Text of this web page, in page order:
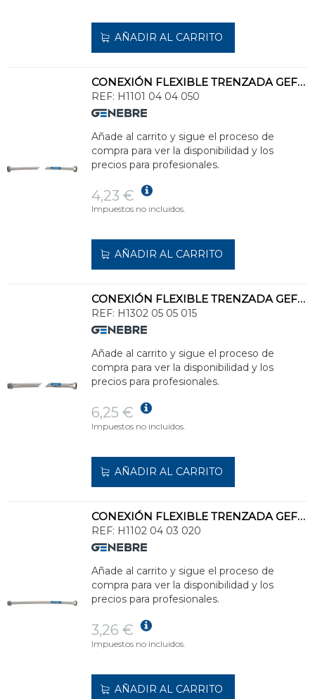
AÑADIR AL CARRITO
CONEXIÓN FLEXIBLE TRENZADA GEFLEX DN8 H 1/2" - H 1/2" 50cm
REF: H1101 04 04 050
Añade al carrito y sigue el proceso de
compra para ver la disponibilidad y los
precios para profesionales.
4,23 €
Impuestos no incluidos.
AÑADIR AL CARRITO
CONEXIÓN FLEXIBLE TRENZADA GEFLEX DN13 M 3/4" - H 3/4" 15cm
REF: H1302 05 05 015
Añade al carrito y sigue el proceso de
compra para ver la disponibilidad y los
precios para profesionales.
6,25 €
Impuestos no incluidos.
AÑADIR AL CARRITO
CONEXIÓN FLEXIBLE TRENZADA GEFLEX DN8 M 1/2" - H 3/8" 20cm
REF: H1102 04 03 020
Añade al carrito y sigue el proceso de
compra para ver la disponibilidad y los
precios para profesionales.
3,26 €
Impuestos no incluidos.
AÑADIR AL CARRITO